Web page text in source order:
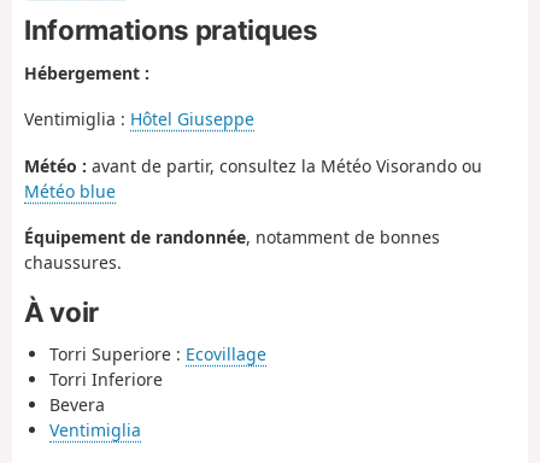
Informations pratiques
Hébergement :
Ventimiglia : Hôtel Giuseppe
Météo : avant de partir, consultez la Météo Visorando ou
Météo blue
Équipement de randonnée, notamment de bonnes
chaussures.
À voir
Torri Superiore : Ecovillage
Torri Inferiore
Bevera
Ventimiglia